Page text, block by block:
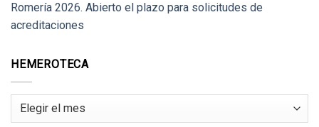
Romería 2026. Abierto el plazo para solicitudes de
acreditaciones
HEMEROTECA
Hemeroteca